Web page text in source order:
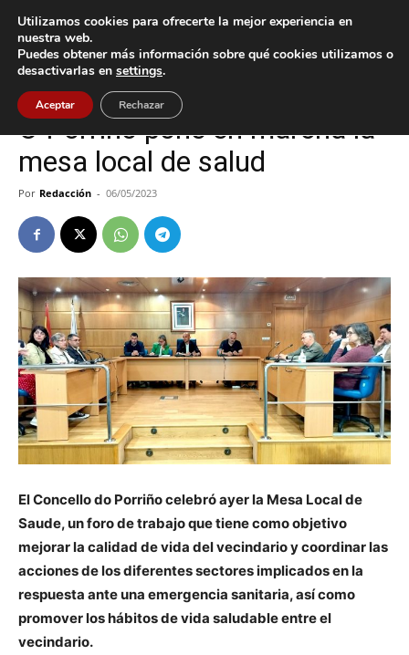
Inicio O Porriño
O Porriño
O Porriño pone en marcha la
mesa local de salud
Por Redacción - 06/05/2023
El Concello do Porriño celebró ayer la Mesa Local de
Saude, un foro de trabajo que tiene como objetivo
mejorar la calidad de vida del vecindario y coordinar las
acciones de los diferentes sectores implicados en la
respuesta ante una emergencia sanitaria, así como
promover los hábitos de vida saludable entre el
vecindario.
Utilizamos cookies para ofrecerte la mejor experiencia en
nuestra web.
Puedes obtener más información sobre qué cookies utilizamos o
desactivarlas en settings.
Aceptar Rechazar